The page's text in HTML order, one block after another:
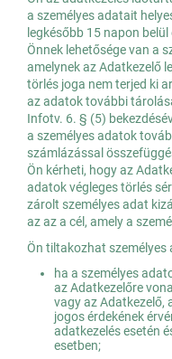
a személyes adatait
legkésőbb 15 napon belül
Önnek lehetősége van a
amelynek az Adatkezelő
törlés joga nem terjed ki
az adatok további
Infotv. 6. § (5)
a személyes adatok
számlázással
Ön kérheti, hogy az
adatok végleges törlés
zárolt személyes adat
az az a cél, amely a
Ön tiltakozhat személyes
ha a személyes
az Adatkezelőre
vagy az Adatkezelő,
jogos érdekének
adatkezelés esetén
esetben;